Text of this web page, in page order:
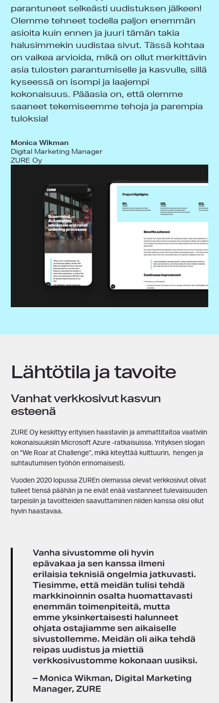
parantuneet selkeästi uudistuksen jälkeen!
Olemme tehneet todella paljon enemmän
asioita kuin ennen ja juuri tämän takia
halusimmekin uudistaa sivut. Tässä kohtaa
on vaikea arvioida, mikä on ollut merkittävin
asia tulosten parantumiselle ja kasvulle, sillä
kyseessä on isompi ja laajempi
kokonaisuus. Pääasia on, että olemme
saaneet tekemiseemme tehoja ja parempia
tuloksia!
Monica Wikman
Digital Marketing Manager
ZURE Oy
Lähtötila ja tavoite
Vanhat verkkosivut kasvun
esteenä
ZURE Oy keskittyy erityisen haastaviin ja ammattitaitoa vaativiin
kokonaisuuksiin Microsoft Azure -ratkaisuissa. Yrityksen slogan
on ”We Roar at Challenge”, mikä kiteyttää kulttuurin, hengen ja
suhtautumisen työhön erinomaisesti.
Vuoden 2020 lopussa ZUREn olemassa olevat verkkosivut olivat
tulleet tiensä päähän ja ne eivät enää vastanneet tulevaisuuden
tarpeisiin ja tavoitteiden saavuttaminen niiden kanssa olisi ollut
hyvin haastavaa.
Vanha sivustomme oli hyvin
epävakaa ja sen kanssa ilmeni
erilaisia teknisiä ongelmia jatkuvasti.
Tiesimme, että meidän tulisi tehdä
markkinoinnin osalta huomattavasti
enemmän toimenpiteitä, mutta
emme yksinkertaisesti halunneet
ohjata ostajiamme sen aikaiselle
sivustollemme. Meidän oli aika tehdä
reipas uudistus ja miettiä
verkkosivustomme kokonaan uusiksi.
– Monica Wikman, Digital Marketing
Manager, ZURE